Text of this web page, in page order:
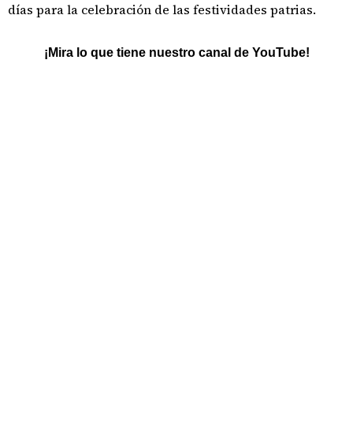
días para la celebración de las festividades patrias.
¡Mira lo que tiene nuestro canal de YouTube!